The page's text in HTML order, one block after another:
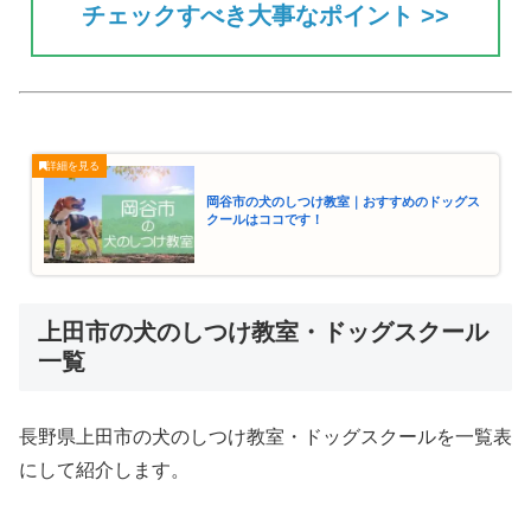
チェックすべき大事なポイント >>
岡谷市の犬のしつけ教室｜おすすめのドッグス
クールはココです！
上田市の犬のしつけ教室・ドッグスクール
一覧
長野県上田市の犬のしつけ教室・ドッグスクールを一覧表
にして紹介します。